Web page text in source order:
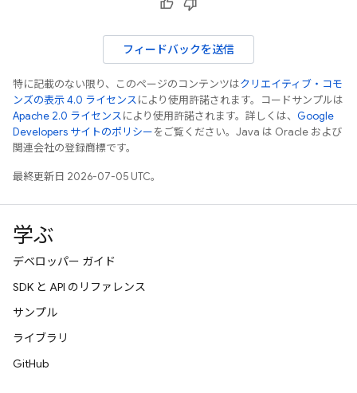
フィードバックを送信
特に記載のない限り、このページのコンテンツはクリエイティブ・コモ
ンズの表示 4.0 ライセンスにより使用許諾されます。コードサンプルは
Apache 2.0 ライセンスにより使用許諾されます。詳しくは、 Google
Developers サイトのポリシーをご覧ください。Java は Oracle および
関連会社の登録商標です。
最終更新日 2026-07-05 UTC。
学ぶ
デベロッパー ガイド
SDK と API のリファレンス
サンプル
ライブラリ
GitHub